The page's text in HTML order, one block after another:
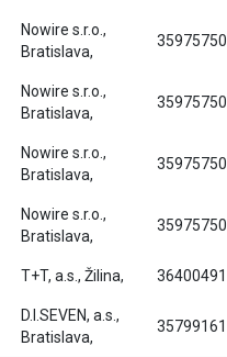
Nowire s.r.o.,
Bratislava,
35975750
Nowire s.r.o.,
Bratislava,
35975750
Nowire s.r.o.,
Bratislava,
35975750
Nowire s.r.o.,
Bratislava,
35975750
T+T, a.s., Žilina, 36400491
D.I.SEVEN, a.s.,
Bratislava,
35799161